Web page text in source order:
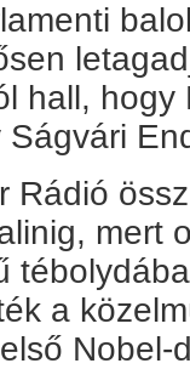
hall,
Rádió
mert
a
Nobel-